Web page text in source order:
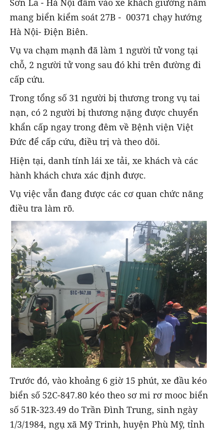
Sơn La - Hà Nội đâm vào xe khách giường nằm
mang biển kiểm soát 27B - 00371 chạy hướng
Hà Nội- Điện Biên.
Vụ va chạm mạnh đã làm 1 người tử vong tại
chỗ, 2 người tử vong sau đó khi trên đường đi
cấp cứu.
Trong tổng số 31 người bị thương trong vụ tai
nạn, có 2 người bị thương nặng được chuyển
khẩn cấp ngay trong đêm về Bệnh viện Việt
Đức để cấp cứu, điều trị và theo dõi.
Hiện tại, danh tính lái xe tải, xe khách và các
hành khách chưa xác định được.
Vụ việc vẫn đang được các cơ quan chức năng
điều tra làm rõ.
Trước đó, vào khoảng 6 giờ 15 phút, xe đầu kéo
biển số 52C-847.80 kéo theo sơ mi rơ mooc biển
số 51R-323.49 do Trần Đình Trung, sinh ngày
1/3/1984, ngụ xã Mỹ Trinh, huyện Phù Mỹ, tỉnh